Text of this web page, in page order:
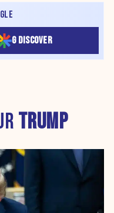
G DISCOVER
TRUMP